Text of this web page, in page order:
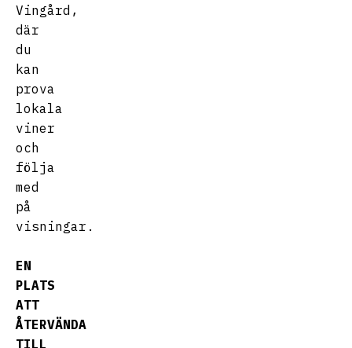
Vingård,
där
du
kan
prova
lokala
viner
och
följa
med
på
visningar.
EN
PLATS
ATT
ÅTERVÄNDA
TILL